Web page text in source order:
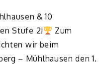
& 10
Stufe 2!
Zum
wir beim
– Mühlhausen den 1.